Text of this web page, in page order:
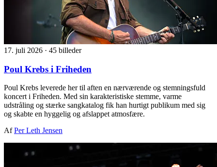
17. juli 2026 · 45 billeder
Poul Krebs i Friheden
Poul Krebs leverede her til aften en nærværende og stemningsfuld
koncert i Friheden. Med sin karakteristiske stemme, varme
udstråling og stærke sangkatalog fik han hurtigt publikum med sig
og skabte en hyggelig og afslappet atmosfære.
AfPer Leth Jensen